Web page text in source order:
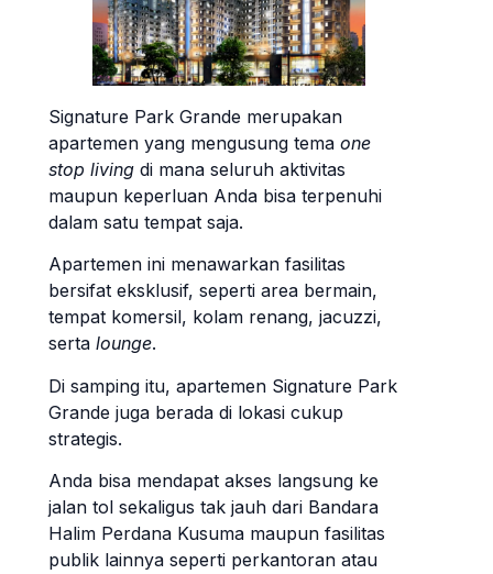
Signature Park Grande merupakan
apartemen yang mengusung tema one
stop living di mana seluruh aktivitas
maupun keperluan Anda bisa terpenuhi
dalam satu tempat saja.
Apartemen ini menawarkan fasilitas
bersifat eksklusif, seperti area bermain,
tempat komersil, kolam renang, jacuzzi,
serta lounge.
Di samping itu, apartemen Signature Park
Grande juga berada di lokasi cukup
strategis.
Anda bisa mendapat akses langsung ke
jalan tol sekaligus tak jauh dari Bandara
Halim Perdana Kusuma maupun fasilitas
publik lainnya seperti perkantoran atau